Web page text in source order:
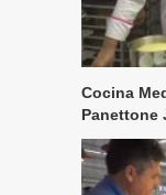
Cocina
Panettone